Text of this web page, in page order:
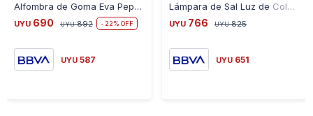
Alfombra de Goma Eva Peppa Pig 30 cm X 30 cm 9 Piezas
UYU 690 UYU 892 22
UYU 587
Lámpara de Sal Luz de Colores
UYU 766 UYU 825
UYU 651